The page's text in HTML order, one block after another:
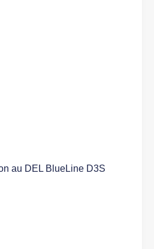
au DEL BlueLine D3S